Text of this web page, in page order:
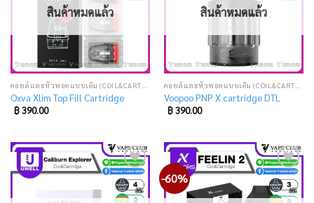
สินค้าหมดแล้ว
Oxva Xlim Top Fill Cartridge
฿390.00
สินค้าหมดแล้ว
Voopoo PNP X cartridge DTL
฿390.00
Add
to
wishlist
-60%
Add
to
wishlist